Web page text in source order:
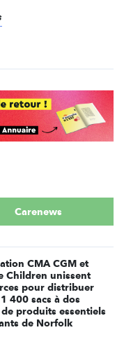
Carenews
CMA CGM et
Children unissent
pour distribuer
400 sacs à dos
produits essentiels
de Norfolk